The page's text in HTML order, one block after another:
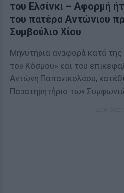
του Ελσίνκι – Αφορμή
του πατέρα Αντώνιου
Συμβούλιο Χίου
Μηνυτήρια αναφορά κατά
του Κόσμου» και του
Αντώνη Παπανικολάου,
Παρατηρητήριο των